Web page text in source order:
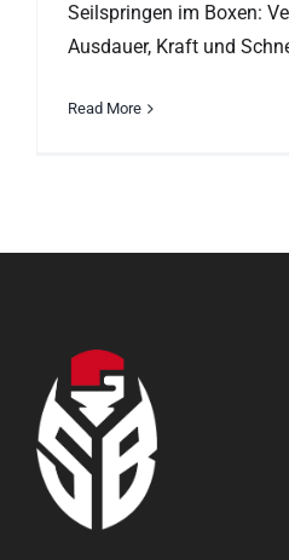
Seilspringen im Boxen:
Ausdauer, Kraft und
Read More